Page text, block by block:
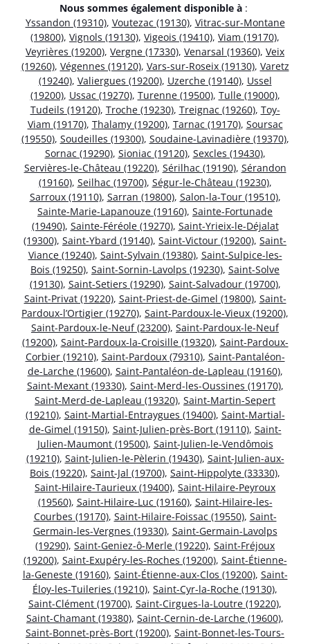
Nous sommes également disponible à :
Yssandon (19310), Voutezac (19130), Vitrac-sur-Montane
(19800), Vignols (19130), Vigeois (19410), Viam (19170),
Veyrières (19200), Vergne (17330), Venarsal (19360), Veix
(19260), Végennes (19120), Vars-sur-Roseix (19130), Varetz
(19240), Valiergues (19200), Uzerche (19140), Ussel
(19200), Ussac (19270), Turenne (19500), Tulle (19000),
Tudeils (19120), Troche (19230), Treignac (19260), Toy-
Viam (19170), Thalamy (19200), Tarnac (19170), Soursac
(19550), Soudeilles (19300), Soudaine-Lavinadière (19370),
Sornac (19290), Sioniac (19120), Sexcles (19430),
Servières-le-Château (19220), Sérilhac (19190), Sérandon
(19160), Seilhac (19700), Ségur-le-Château (19230),
Sarroux (19110), Sarran (19800), Salon-la-Tour (19510),
Sainte-Marie-Lapanouze (19160), Sainte-Fortunade
(19490), Sainte-Féréole (19270), Saint-Yrieix-le-Déjalat
(19300), Saint-Ybard (19140), Saint-Victour (19200), Saint-
Viance (19240), Saint-Sylvain (19380), Saint-Sulpice-les-
Bois (19250), Saint-Sornin-Lavolps (19230), Saint-Solve
(19130), Saint-Setiers (19290), Saint-Salvadour (19700),
Saint-Privat (19220), Saint-Priest-de-Gimel (19800), Saint-
Pardoux-l’Ortigier (19270), Saint-Pardoux-le-Vieux (19200),
Saint-Pardoux-le-Neuf (23200), Saint-Pardoux-le-Neuf
(19200), Saint-Pardoux-la-Croisille (19320), Saint-Pardoux-
Corbier (19210), Saint-Pardoux (79310), Saint-Pantaléon-
de-Larche (19600), Saint-Pantaléon-de-Lapleau (19160),
Saint-Mexant (19330), Saint-Merd-les-Oussines (19170),
Saint-Merd-de-Lapleau (19320), Saint-Martin-Sepert
(19210), Saint-Martial-Entraygues (19400), Saint-Martial-
de-Gimel (19150), Saint-Julien-près-Bort (19110), Saint-
Julien-Maumont (19500), Saint-Julien-le-Vendômois
(19210), Saint-Julien-le-Pèlerin (19430), Saint-Julien-aux-
Bois (19220), Saint-Jal (19700), Saint-Hippolyte (33330),
Saint-Hilaire-Taurieux (19400), Saint-Hilaire-Peyroux
(19560), Saint-Hilaire-Luc (19160), Saint-Hilaire-les-
Courbes (19170), Saint-Hilaire-Foissac (19550), Saint-
Germain-les-Vergnes (19330), Saint-Germain-Lavolps
(19290), Saint-Geniez-ô-Merle (19220), Saint-Fréjoux
(19200), Saint-Exupéry-les-Roches (19200), Saint-Étienne-
la-Geneste (19160), Saint-Étienne-aux-Clos (19200), Saint-
Éloy-les-Tuileries (19210), Saint-Cyr-la-Roche (19130),
Saint-Clément (19700), Saint-Cirgues-la-Loutre (19220),
Saint-Chamant (19380), Saint-Cernin-de-Larche (19600),
Saint-Bonnet-près-Bort (19200), Saint-Bonnet-les-Tours-